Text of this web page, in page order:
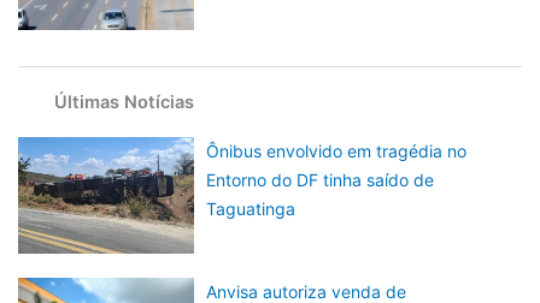
Últimas Notícias
Ônibus envolvido em tragédia no
Entorno do DF tinha saído de
Taguatinga
Anvisa autoriza venda de